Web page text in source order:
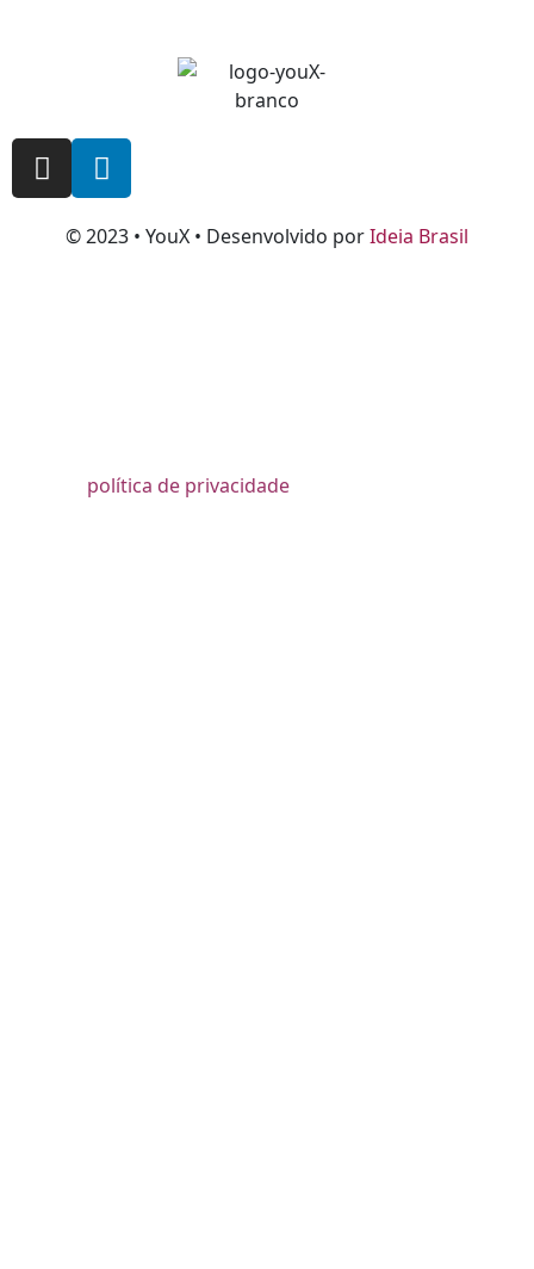
© 2023 • YouX • Desenvolvido porIdeia Brasil
política de privacidade